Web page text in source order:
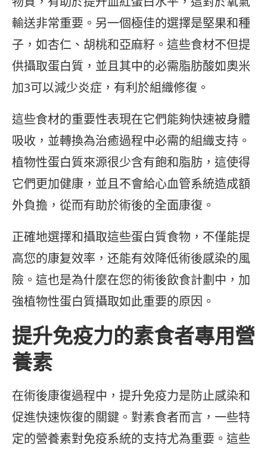
輸送非常重要。另一個極佳的選擇是堅果和種
子，如杏仁、胡桃和亞麻籽。這些食材不但提
供攝取蛋白質，並且其中的必需脂肪酸如奧米
加3可以減少炎症，有利於組織修復。
這些食材的重要性表現在它們能夠快速被身體
吸收，並轉換為治癒過程中必需的組織支持。
植物性蛋白質來源很少含有飽和脂肪，這使得
它們更加健康，並且不會給心血管系統造成額
外負擔，從而有助於術後的全面康復。
正確地選擇和攝取這些蛋白質食物，不僅能提
高您的康复效率，还能有效降低術後感染的風
險。這也是為什麼在您的術後飲食計劃中，加
強植物性蛋白質攝取如此重要的原因。
提升免疫力的素食者專用營
養素
在術後康復過程中，提升免疫力是防止感染和
促進快速恢復的關鍵。對素食者而言，一些特
定的營養素對免疫系統的支持尤為重要。這些